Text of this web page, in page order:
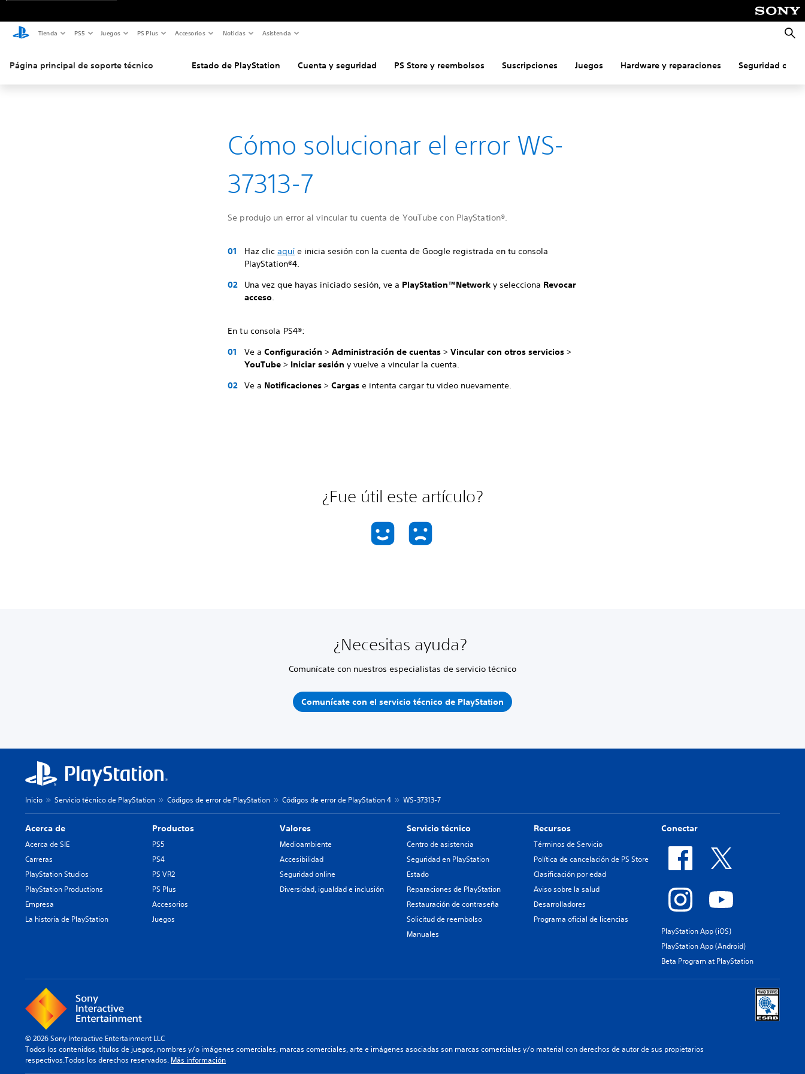
Tienda PS5 Juegos PS Plus Accesorios Noticias Asistencia
Página principal de soporte técnico Estado de PlayStation Cuenta y seguridad PS Store y reembolsos Suscripciones Juegos Hardware y reparaciones Seguridad
Cómo solucionar el error WS-
37313-7
Se produjo un error al vincular tu cuenta de YouTube con PlayStation®.
Haz clicaquí e inicia sesión con la cuenta de Google registrada en tu consola
PlayStation®4.
Una vez que hayas iniciado sesión, ve a PlayStation™Network y selecciona Revocar
acceso.
En tu consola PS4®:
Ve aConfiguración >Administración de cuentas >Vincular con otros servicios >
YouTube > Iniciar sesión y vuelve a vincular la cuenta.
Ve a Notificaciones >Cargas e intenta cargar tu video nuevamente.
¿Fue útil este artículo?
¿Necesitas ayuda?
Comunícate con nuestros especialistas de servicio técnico
Comunícate con el servicio técnico de PlayStation
Inicio Servicio técnico de PlayStation Códigos de error de PlayStation Códigos de error de PlayStation 4 WS-37313-7
Acerca de
Acerca de SIE
Carreras
PlayStation Studios
PlayStation Productions
Empresa
La historia de PlayStation
Productos
PS5
PS4
PS VR2
PS Plus
Accesorios
Juegos
Valores
Medioambiente
Accesibilidad
Seguridad online
Diversidad, igualdad e inclusión
Servicio técnico
Centro de asistencia
Seguridad en PlayStation
Estado
Reparaciones de PlayStation
Restauración de contraseña
Solicitud de reembolso
Manuales
Recursos
Términos de Servicio
Política de cancelación de PS Store
Clasificación por edad
Aviso sobre la salud
Desarrolladores
Programa oficial de licencias
Conectar
PlayStation App (iOS)
PlayStation App (Android)
Beta Program at PlayStation
© 2026 Sony Interactive Entertainment LLC
Todos los contenidos, títulos de juegos, nombres y/o imágenes comerciales, marcas comerciales, arte e imágenes asociadas son marcas comerciales y/o material con derechos de autor de sus propietarios
respectivos.Todos los derechos reservados. Más información